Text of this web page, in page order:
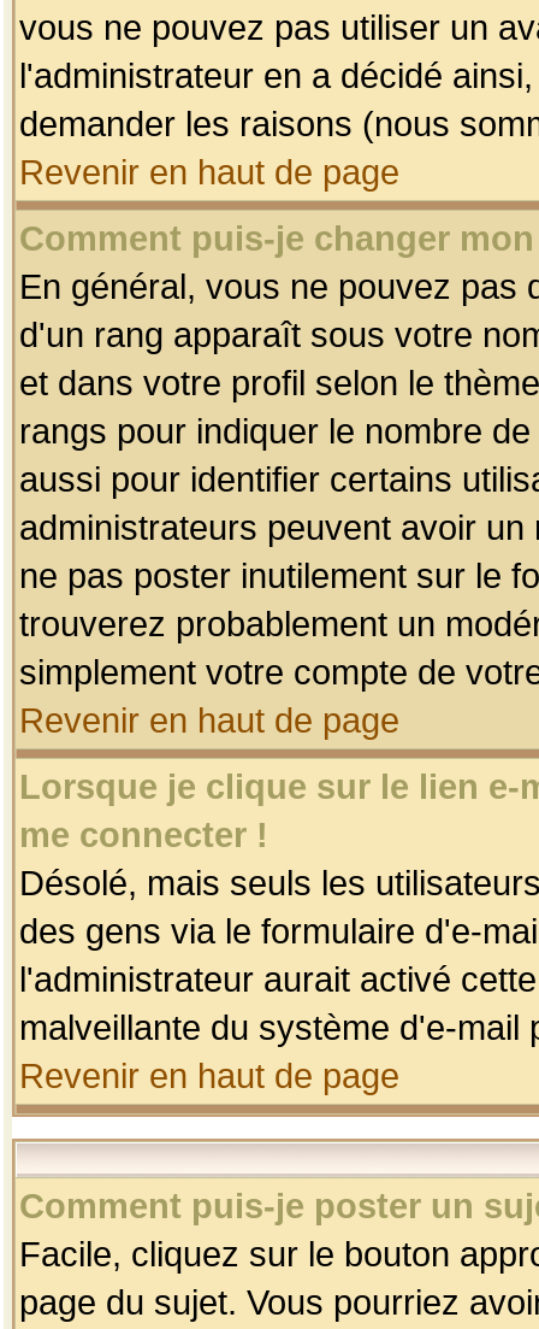
vous ne pouvez pas utiliser un
l'administrateur en a décidé
demander les raisons (nous
Revenir en haut de page
Comment puis-je changer
En général, vous ne pouvez pas
d'un rang apparaît sous votre
et dans votre profil selon le
rangs pour indiquer le nombre
aussi pour identifier certains
administrateurs peuvent avoir
ne pas poster inutilement sur le
trouverez probablement un
simplement votre compte de
Revenir en haut de page
Lorsque je clique sur le lien
me connecter !
Désolé, mais seuls les
des gens via le formulaire d'e-
l'administrateur aurait activé
malveillante du système d'e-
Revenir en haut de page
Comment puis-je poster un
Facile, cliquez sur le bouton
page du sujet. Vous pourriez